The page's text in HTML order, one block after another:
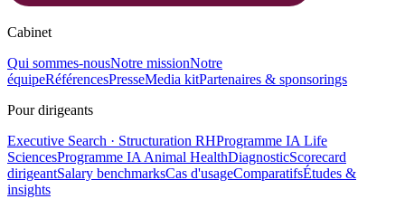
Cabinet
Qui sommes-nousNotre missionNotre
équipeRéférencesPresseMedia kitPartenaires & sponsorings
Pour dirigeants
Executive Search · Structuration RHProgramme IA Life
SciencesProgramme IA Animal HealthDiagnosticScorecard
dirigeantSalary benchmarksCas d'usageComparatifsÉtudes &
insights